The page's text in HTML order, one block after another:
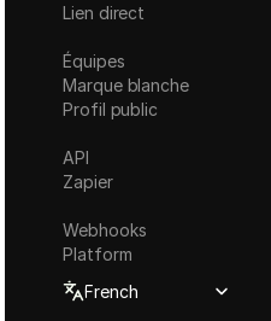
Lien direct
Équipes
Marque blanche
Profil public
API
Zapier
Webhooks
Platform
Select Language
French